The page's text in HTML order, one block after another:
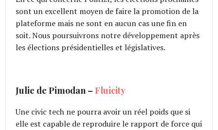
sont un excellent moyen de faire la promotion de la
plateforme mais ne sont en aucun cas une fin en
soit. Nous poursuivrons notre développement après
les élections présidentielles et législatives.
Julie de Pimodan – Fluicity
Une civic tech ne pourra avoir un réel poids que si
elle est capable de reproduire le rapport de force qui